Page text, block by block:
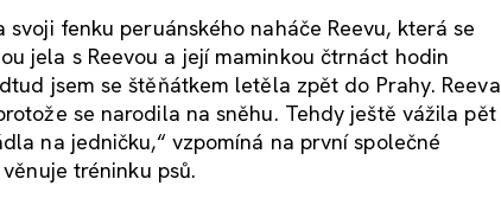
fenku peruánského naháče Reevu, která se
jela s Reevou a její maminkou čtrnáct hodin
jsem se štěňátkem letěla zpět do Prahy. Reeva
se narodila na sněhu. Tehdy ještě vážila pět
na jedničku,“ vzpomíná na první společné
tréninku psů.